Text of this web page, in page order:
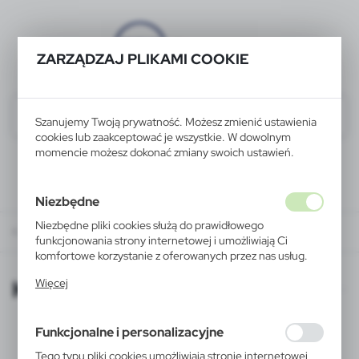
ZARZĄDZAJ PLIKAMI COOKIE
Szanujemy Twoją prywatność. Możesz zmienić ustawienia
cookies lub zaakceptować je wszystkie. W dowolnym
momencie możesz dokonać zmiany swoich ustawień.
Niezbędne
Niezbędne pliki cookies służą do prawidłowego
funkcjonowania strony internetowej i umożliwiają Ci
komfortowe korzystanie z oferowanych przez nas usług.
działania w celu m.in. dostosowania Twoich ustawień
korzystasz, może działać bez zakłóceń.
Więcej
Funkcjonalne i personalizacyjne
Tego typu pliki cookies umożliwiają stronie internetowej
KATALOGI ONLINE
KATALOGI ONLINE